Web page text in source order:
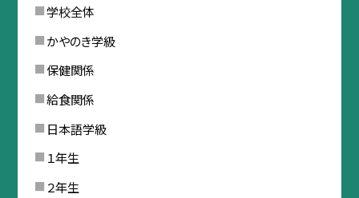
学校全体
かやのき学級
保健関係
給食関係
日本語学級
１年生
２年生